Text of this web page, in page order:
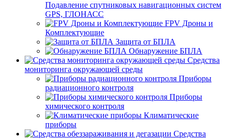
Подавление спутниковых навигационных систем
GPS, ГЛОНАСС
FPV Дроны и
Комплектующие
Защита от БПЛА
Обнаружение БПЛА
Средства
мониторинга окружающей среды
Приборы
радиационного контроля
Приборы
химического контроля
Климатические
приборы
Средства